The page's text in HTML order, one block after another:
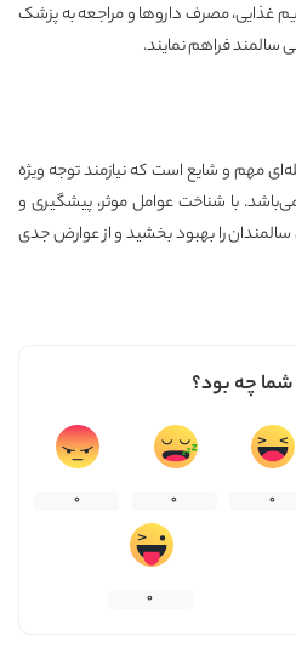
غذایی، مصرف داروها و مراجعه به پزشک
سالمند فراهم نمایند.
مهم و شایع است که نیازمند توجه ویژه
با شناخت عوامل موثر، پیشگیری و
را بهبود بخشید و از عوارض جدی
چه بود؟
0
0
0
0